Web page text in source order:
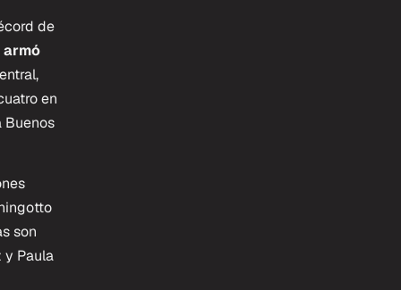
de
armó
en
Buenos
son
y Paula